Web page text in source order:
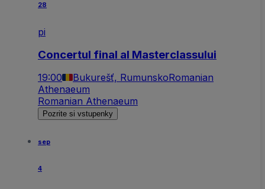
28
pi
Concertul final al Masterclassului
19:00 Bukurešť, RumunskoRomanian
Athenaeum
Romanian Athenaeum
Pozrite si vstupenky
sep
4